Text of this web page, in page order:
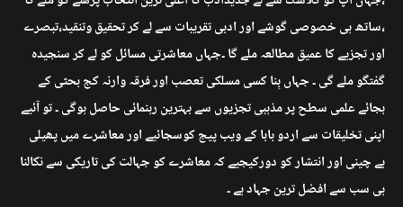
،ساتھ ہی خصوصی گوشے اور ادبی تقریبات سے لے کر تحقیق وتنقید،تبصرے
اور تجزیے کا عمیق مطالعہ ملے گا ۔جہاں معاشرتی مسائل کو لے کر سنجیدہ
گفتگو ملے گی ۔ جہاں بِنا کسی مسلکی تعصب اور فرقہ وارنہ کج بحثی کے
بجائے علمی سطح پر مذہبی تجزیوں سے بہترین رہنمائی حاصل ہوگی ۔ تو آئیے
اپنی تخلیقات سے اردو بابا کے ویب پیج کوسجائیے اور معاشرے میں پھیلی
بے چینی اور انتشار کو دورکیجیے کہ معاشرے کو جہالت کی تاریکی سے نکالنا
ہی سب سے افضل ترین جہاد ہے ۔